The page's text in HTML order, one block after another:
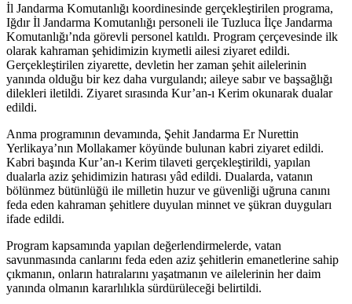
İl Jandarma Komutanlığı koordinesinde gerçekleştirilen programa,
Iğdır İl Jandarma Komutanlığı personeli ile Tuzluca İlçe Jandarma
Komutanlığı’nda görevli personel katıldı. Program çerçevesinde ilk
olarak kahraman şehidimizin kıymetli ailesi ziyaret edildi.
Gerçekleştirilen ziyarette, devletin her zaman şehit ailelerinin
yanında olduğu bir kez daha vurgulandı; aileye sabır ve başsağlığı
dilekleri iletildi. Ziyaret sırasında Kur’an-ı Kerim okunarak dualar
edildi.
Anma programının devamında, Şehit Jandarma Er Nurettin
Yerlikaya’nın Mollakamer köyünde bulunan kabri ziyaret edildi.
Kabri başında Kur’an-ı Kerim tilaveti gerçekleştirildi, yapılan
dualarla aziz şehidimizin hatırası yâd edildi. Dualarda, vatanın
bölünmez bütünlüğü ile milletin huzur ve güvenliği uğruna canını
feda eden kahraman şehitlere duyulan minnet ve şükran duyguları
ifade edildi.
Program kapsamında yapılan değerlendirmelerde, vatan
savunmasında canlarını feda eden aziz şehitlerin emanetlerine sahip
çıkmanın, onların hatıralarını yaşatmanın ve ailelerinin her daim
yanında olmanın kararlılıkla sürdürüleceği belirtildi.